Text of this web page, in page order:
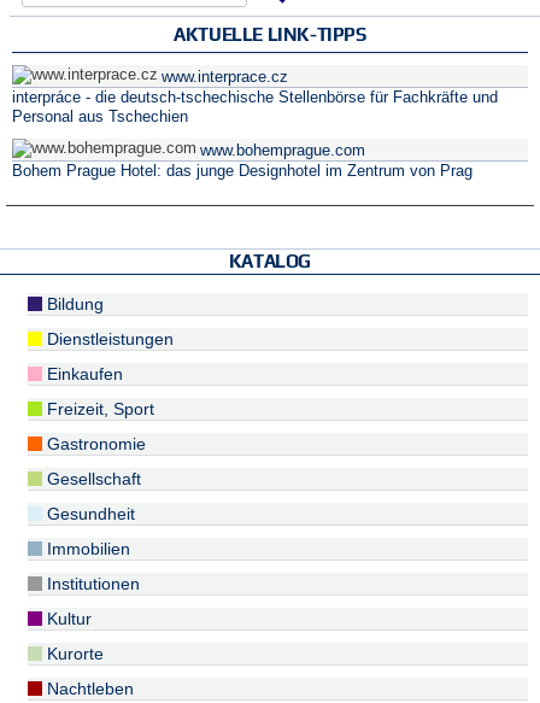
AKTUELLE LINK-TIPPS
www.interprace.cz
interpráce - die deutsch-tschechische Stellenbörse für Fachkräfte und
Personal aus Tschechien
www.bohemprague.com
Bohem Prague Hotel: das junge Designhotel im Zentrum von Prag
KATALOG
Bildung
Dienstleistungen
Einkaufen
Freizeit, Sport
Gastronomie
Gesellschaft
Gesundheit
Immobilien
Institutionen
Kultur
Kurorte
Nachtleben